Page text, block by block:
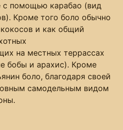
с помощью карабао (вид
Кроме того боло обычно
и как общий
на местных террассах
бобы и арахис). Кроме
боло, благодаря своей
самодельным видом